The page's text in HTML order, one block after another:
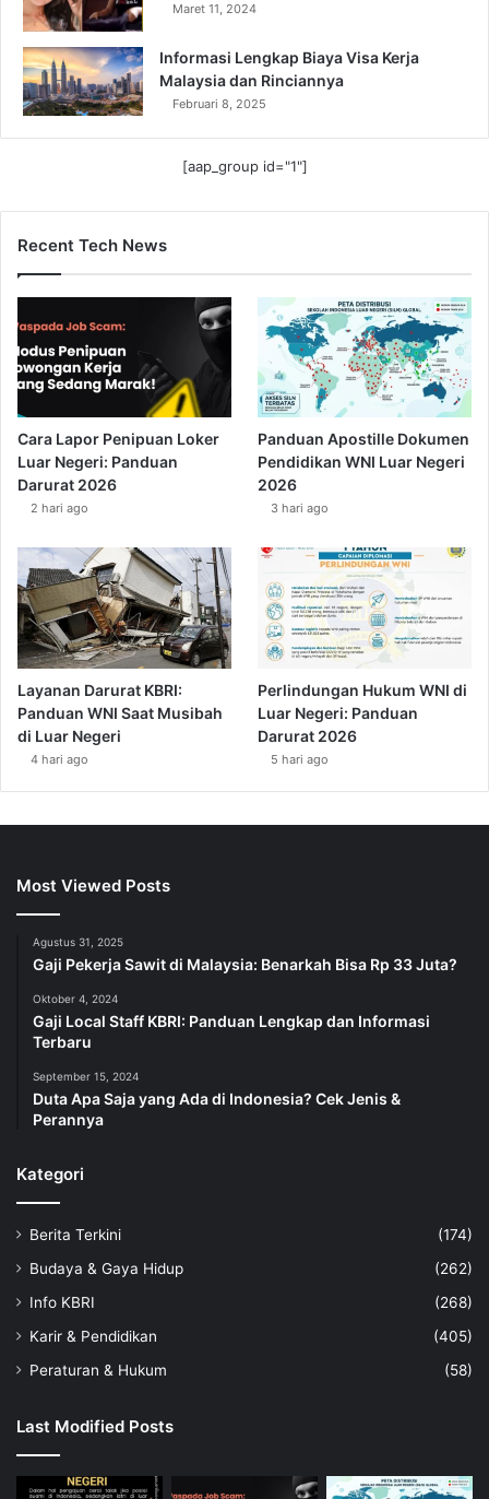
Maret 11, 2024
Informasi Lengkap Biaya Visa Kerja
Malaysia dan Rinciannya
Februari 8, 2025
[aap_group id="1"]
Recent Tech News
Cara Lapor Penipuan Loker
Luar Negeri: Panduan
Darurat 2026
2 hari ago
Panduan Apostille Dokumen
Pendidikan WNI Luar Negeri
2026
3 hari ago
Layanan Darurat KBRI:
Panduan WNI Saat Musibah
di Luar Negeri
4 hari ago
Perlindungan Hukum WNI di
Luar Negeri: Panduan
Darurat 2026
5 hari ago
Most Viewed Posts
Agustus 31, 2025
Gaji Pekerja Sawit di Malaysia: Benarkah Bisa Rp 33 Juta?
Oktober 4, 2024
Gaji Local Staff KBRI: Panduan Lengkap dan Informasi
Terbaru
September 15, 2024
Duta Apa Saja yang Ada di Indonesia? Cek Jenis &
Perannya
Kategori
Berita Terkini
(174)
Budaya & Gaya Hidup
(262)
Info KBRI
(268)
Karir & Pendidikan
(405)
Peraturan & Hukum
(58)
Last Modified Posts